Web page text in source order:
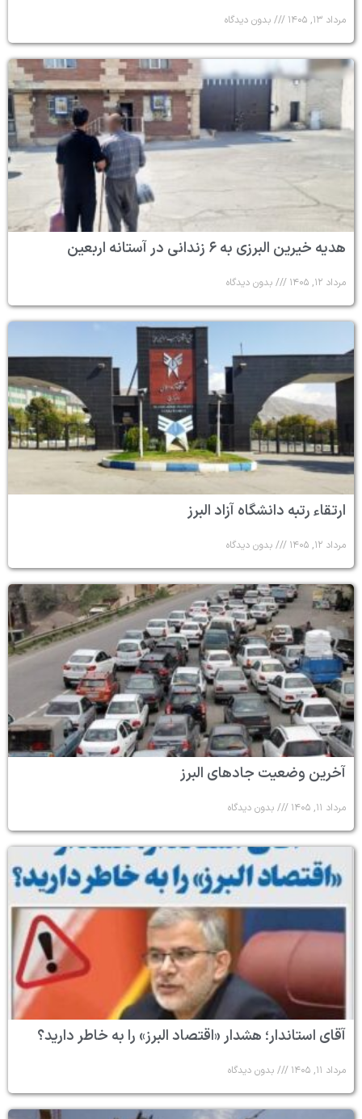
مرداد ۱۳, ۱۴۰۵ بدون دیدگاه
هدیه خیرین البرزی به ۶ زندانی در آستانه اربعین
مرداد ۱۲, ۱۴۰۵ بدون دیدگاه
ارتقاء رتبه دانشگاه آزاد البرز
مرداد ۱۲, ۱۴۰۵ بدون دیدگاه
آخرین وضعیت جادهای البرز
مرداد ۱۱, ۱۴۰۵ بدون دیدگاه
آقای استاندار؛ هشدار «اقتصاد البرز» را به خاطر دارید؟
مرداد ۱۱, ۱۴۰۵ بدون دیدگاه